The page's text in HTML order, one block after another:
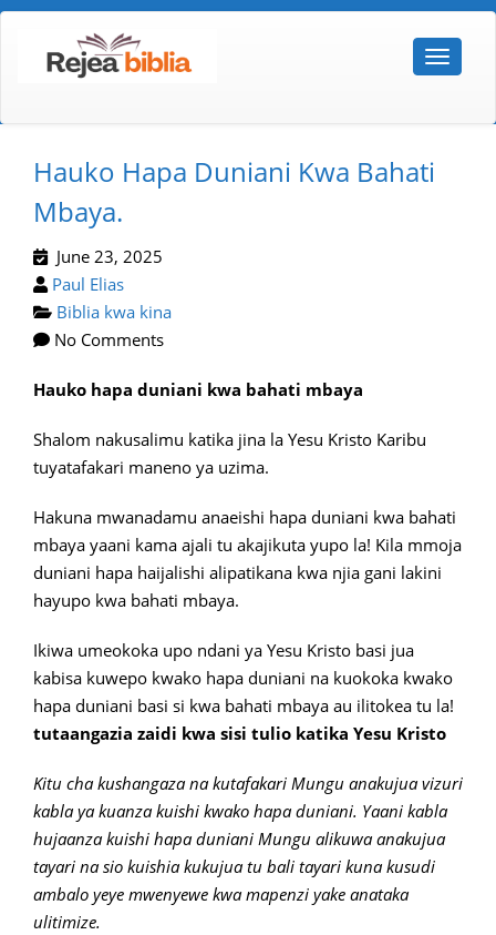
Hauko Hapa Duniani Kwa Bahati
Mbaya.
June 23, 2025
Paul Elias
Biblia kwa kina
No Comments
Hauko hapa duniani kwa bahati mbaya
Shalom nakusalimu katika jina la Yesu Kristo Karibu
tuyatafakari maneno ya uzima.
Hakuna mwanadamu anaeishi hapa duniani kwa bahati
mbaya yaani kama ajali tu akajikuta yupo la! Kila mmoja
duniani hapa haijalishi alipatikana kwa njia gani lakini
hayupo kwa bahati mbaya.
Ikiwa umeokoka upo ndani ya Yesu Kristo basi jua
kabisa kuwepo kwako hapa duniani na kuokoka kwako
hapa duniani basi si kwa bahati mbaya au ilitokea tu la!
tutaangazia zaidi kwa sisi tulio katika Yesu Kristo
Kitu cha kushangaza na kutafakari Mungu anakujua vizuri
kabla ya kuanza kuishi kwako hapa duniani. Yaani kabla
hujaanza kuishi hapa duniani Mungu alikuwa anakujua
tayari na sio kuishia kukujua tu bali tayari kuna kusudi
ambalo yeye mwenyewe kwa mapenzi yake anataka
ulitimize.